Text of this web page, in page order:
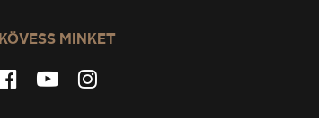
KÖVESS MINKET